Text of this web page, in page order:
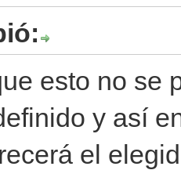
esto no se
y así
el